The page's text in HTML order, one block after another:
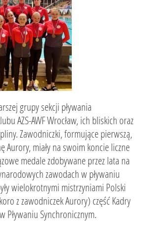
grupy sekcji pływania
AZS-AWF Wrocław, ich bliskich oraz
Zawodniczki, formujące pierwszą,
Aurory, miały na swoim koncie liczne
medale zdobywane przez lata na
zawodach w pływaniu
wielokrotnymi mistrzyniami Polski
z zawodniczek Aurory) część Kadry
Pływaniu Synchronicznym.